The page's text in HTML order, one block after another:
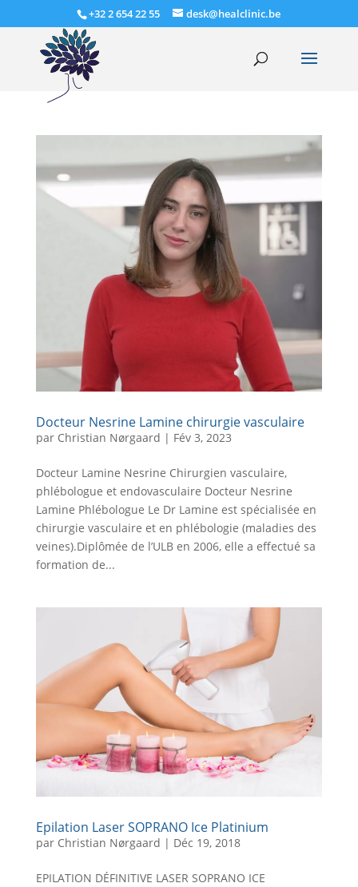
+32 2 654 22 55 desk@healclinic.be
Docteur Nesrine Lamine chirurgie vasculaire
par Christian Nørgaard | Fév 3, 2023
Docteur Lamine Nesrine Chirurgien vasculaire,
phlébologue et endovasculaire Docteur Nesrine
Lamine Phlébologue Le Dr Lamine est spécialisée en
chirurgie vasculaire et en phlébologie (maladies des
veines).Diplômée de l’ULB en 2006, elle a effectué sa
formation de...
Epilation Laser SOPRANO Ice Platinium
par Christian Nørgaard | Déc 19, 2018
EPILATION DÉFINITIVE LASER SOPRANO ICE